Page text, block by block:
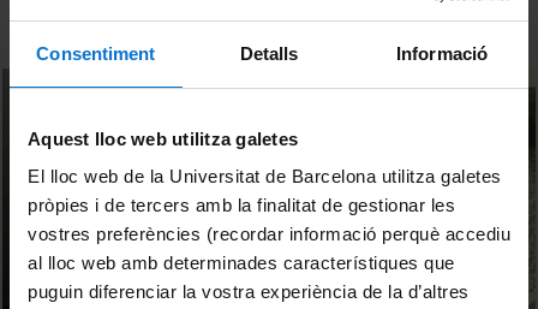
Consentiment Detalls Informació
Aquest lloc web utilitza galetes
El lloc web de la Universitat de Barcelona utilitza galetes
pròpies i de tercers amb la finalitat de gestionar les
vostres preferències (recordar informació perquè accediu
al lloc web amb determinades característiques que
puguin diferenciar la vostra experiència de la d’altres